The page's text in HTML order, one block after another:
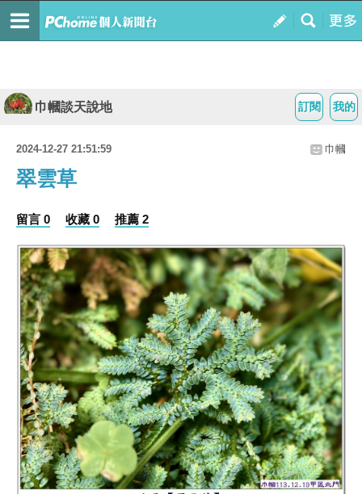
我的
訂閱
巾幗談天說地
2024-12-27 21:51:59 巾幗
翠雲草
留言 0 收藏 0 推薦 2